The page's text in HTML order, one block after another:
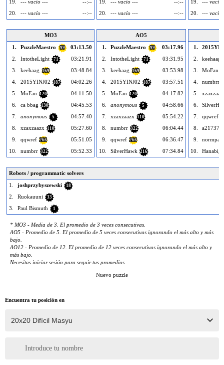
19.
--- vacío ---
--:--
20.
--- vacío --- --:--
19.
--- vacío ---
--:--
20.
--- vacío --- --:--
19.
--- vacío
20.
--- vacío
MO3
1.
PuzzleMaestro 99
03:13.50
2.
IntotheLight 71
03:21.91
3.
keehaag 169
03:48.84
4.
2015YINJ02 187
04:02.26
5.
MoFan 120
04:11.50
6.
ca bbag 130
04:45.53
7.
anonymous 5
04:57.40
8.
xzaxzaazx 110
05:27.60
9.
qqwref 266
05:51.05
10.
numbrr 322 05:52.33
AO5
1.
PuzzleMaestro 99
03:17.96
2.
IntotheLight 71
03:31.95
3.
keehaag 169
03:53.98
4.
2015YINJ02 187
03:57.51
5.
MoFan 120
04:17.82
6.
anonymous 5
04:58.66
7.
xzaxzaazx 110
05:54.22
8.
numbrr 322
06:04.44
9.
qqwref 266
06:36.47
10.
SilverHawk 216 07:34.84
1.
2.
keehaag
3. MoFan
4. numbrr
5.
6.
7.
qqwref
8.
9.
10.
Robots / programmatic solvers
1.
joshprzybyszewski 18
2. Ruokauuni 33
3. Paul Bismuth 1
* MO3 - Media de 3. El promedio de 3 veces consecutivas.
AO5 - Promedio de 5. El promedio de 5 veces consecutivas ignorando el más alto y más
bajo.
AO12 - Promedio de 12. El promedio de 12 veces consecutivas ignorando el más alto y
más bajo.
Necesitas iniciar sesión para seguir tus promedios
Nuevo puzzle
Encuentra tu posición en
Introduce tu nombre